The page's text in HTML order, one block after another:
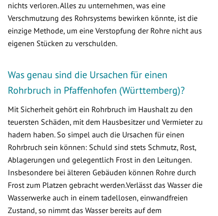
nichts verloren. Alles zu unternehmen, was eine
Verschmutzung des Rohrsystems bewirken könnte, ist die
einzige Methode, um eine Verstopfung der Rohre nicht aus
eigenen Stücken zu verschulden.
Was genau sind die Ursachen für einen
Rohrbruch in Pfaffenhofen (Württemberg)?
Mit Sicherheit gehört ein Rohrbruch im Haushalt zu den
teuersten Schäden, mit dem Hausbesitzer und Vermieter zu
hadern haben. So simpel auch die Ursachen für einen
Rohrbruch sein können: Schuld sind stets Schmutz, Rost,
Ablagerungen und gelegentlich Frost in den Leitungen.
Insbesondere bei älteren Gebäuden können Rohre durch
Frost zum Platzen gebracht werden.Verlässt das Wasser die
Wasserwerke auch in einem tadellosen, einwandfreien
Zustand, so nimmt das Wasser bereits auf dem